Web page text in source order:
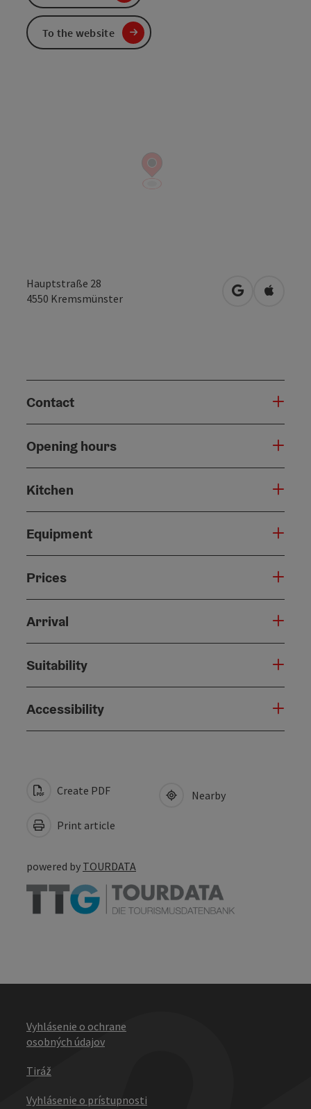
Hauptstraße 28
4550 Kremsmünster open inOpen in
Contact
Opening hours
Kitchen
Equipment
Prices
Arrival
Suitability
Accessibility
To the website
Create PDF
Print article
Nearby
powered by TOURDATA
Vyhlásenie o ochrane
osobných údajov
Tiráž
Vyhlásenie o prístupnosti